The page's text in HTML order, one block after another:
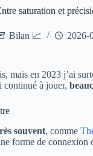
saturation et
Bilan 📈 2026-
mais en 2023 j’ai
continué à jouer,
souvent, comme
forme de